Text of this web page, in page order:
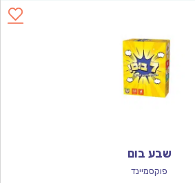
שבע בום
פוקסמיינד